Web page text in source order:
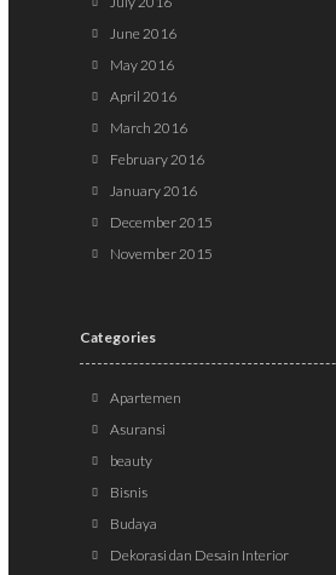
June 2016
May 2016
April 2016
March 2016
February 2016
January 2016
December 2015
November 2015
Categories
Apartemen
Asuransi
beauty
Bisnis
Budaya
Dekorasi dan Desain Interior